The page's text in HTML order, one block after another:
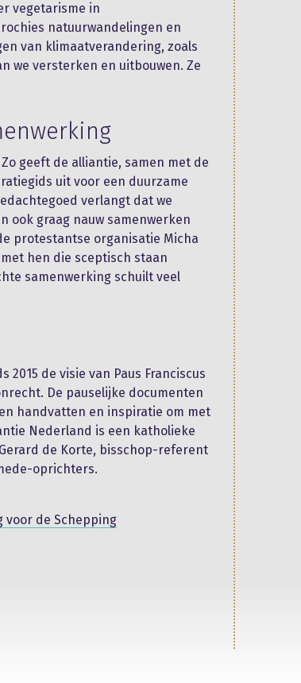
vegetarisme in
natuurwandelingen en
van klimaatverandering, zoals
we versterken en uitbouwen. Ze
geeft de alliantie, samen met de
uit voor een duurzame
verlangt dat we
ook graag nauw samenwerken
protestantse organisatie Micha
hen die sceptisch staan
samenwerking schuilt veel
2015 de visie van Paus Franciscus
De pauselijke documenten
handvatten en inspiratie om met
Nederland is een katholieke
de Korte, bisschop-referent
oprichters.
voor de Schepping